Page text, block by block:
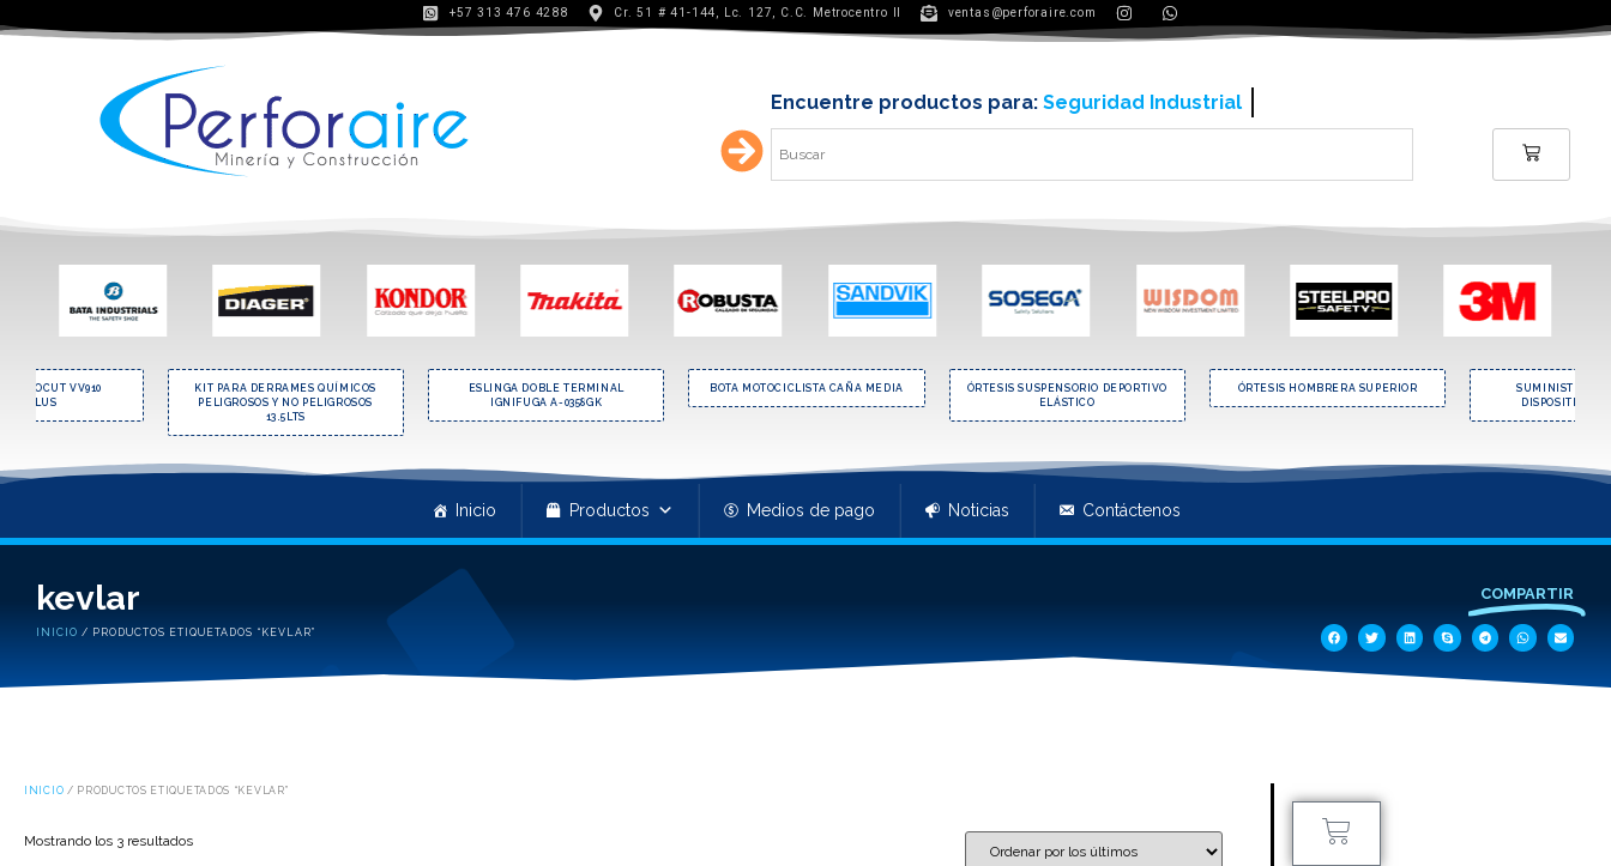
+57 313 476 4288 Cr. 51 # 41-144, Lc. 127, C.C. Metrocentro II ventas@perforaire.com
Encuentre productos para: Seguridad Industrial
NOCUT VV910
KIT PARA DERRAMES QUÍMICOS
PELIGROSOS Y NO PELIGROSOS
13.5LTS
ESLINGA DOBLE TERMINAL
IGNIFUGA A-0358GK
BOTA MOTOCICLISTA CAÑA MEDIA
ÓRTESIS SUSPENSORIO DEPORTIVO
ELÁSTICO
ÓRTESIS HOMBRERA SUPERIOR
SUMINISTROS
DISPOSITIVOS
Inicio Productos Medios de pago Noticias Contáctenos
kevlar
INICIO / PRODUCTOS ETIQUETADOS “KEVLAR”
COMPARTIR
INICIO / PRODUCTOS ETIQUETADOS “KEVLAR”
Mostrando los 3 resultados